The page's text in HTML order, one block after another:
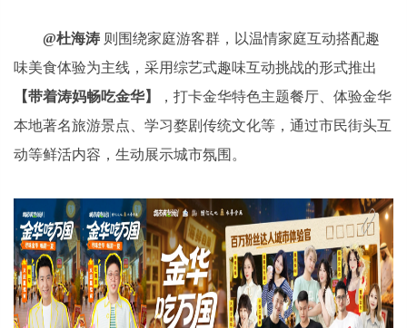
@杜海涛 则围绕家庭游客群，以温情家庭互动搭配趣
味美食体验为主线，采用综艺式趣味互动挑战的形式推出
【带着涛妈畅吃金华】
，打卡金华特色主题餐厅、体验金华
本地著名旅游景点、学习婺剧传统文化等，通过市民街头互
动等鲜活内容，生动展示城市氛围。